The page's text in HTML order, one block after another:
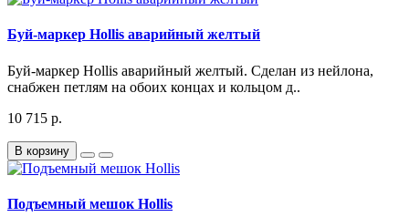
Буй-маркер Hollis аварийный желтый
Буй-маркер Hollis аварийный желтый. Сделан из нейлона,
снабжен петлям на обоих концах и кольцом д..
10 715 р.
В корзину
Подъемный мешок Hollis